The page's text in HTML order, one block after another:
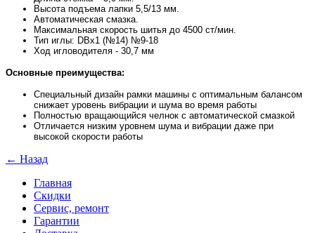
Высота подъема лапки 5,5/13 мм.
Автоматическая смазка.
Максимальная скорость шитья до 4500 ст/мин.
Тип иглы: DBx1 (№14) №9-18
Ход игловодителя - 30,7 мм
Основные преимущества:
Специальный дизайн рамки машины с оптимальным балансом
снижает уровень вибрации и шума во время работы
Полностью вращающийся челнок с автоматической смазкой
Отличается низким уровнем шума и вибрации даже при
высокой скорости работы
← Назад
Главная
Скидки
Сервис, ремонт
Гарантии